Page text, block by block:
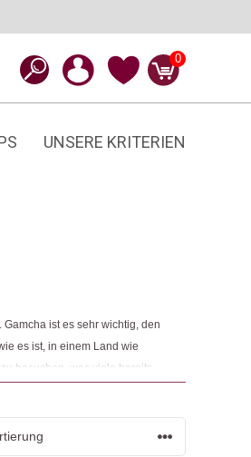
0
UNSERE KRITERIEN
ist es sehr wichtig, den
es ist, in einem Land wie
besuchen, was viele bereits
zu können, die einem Kind